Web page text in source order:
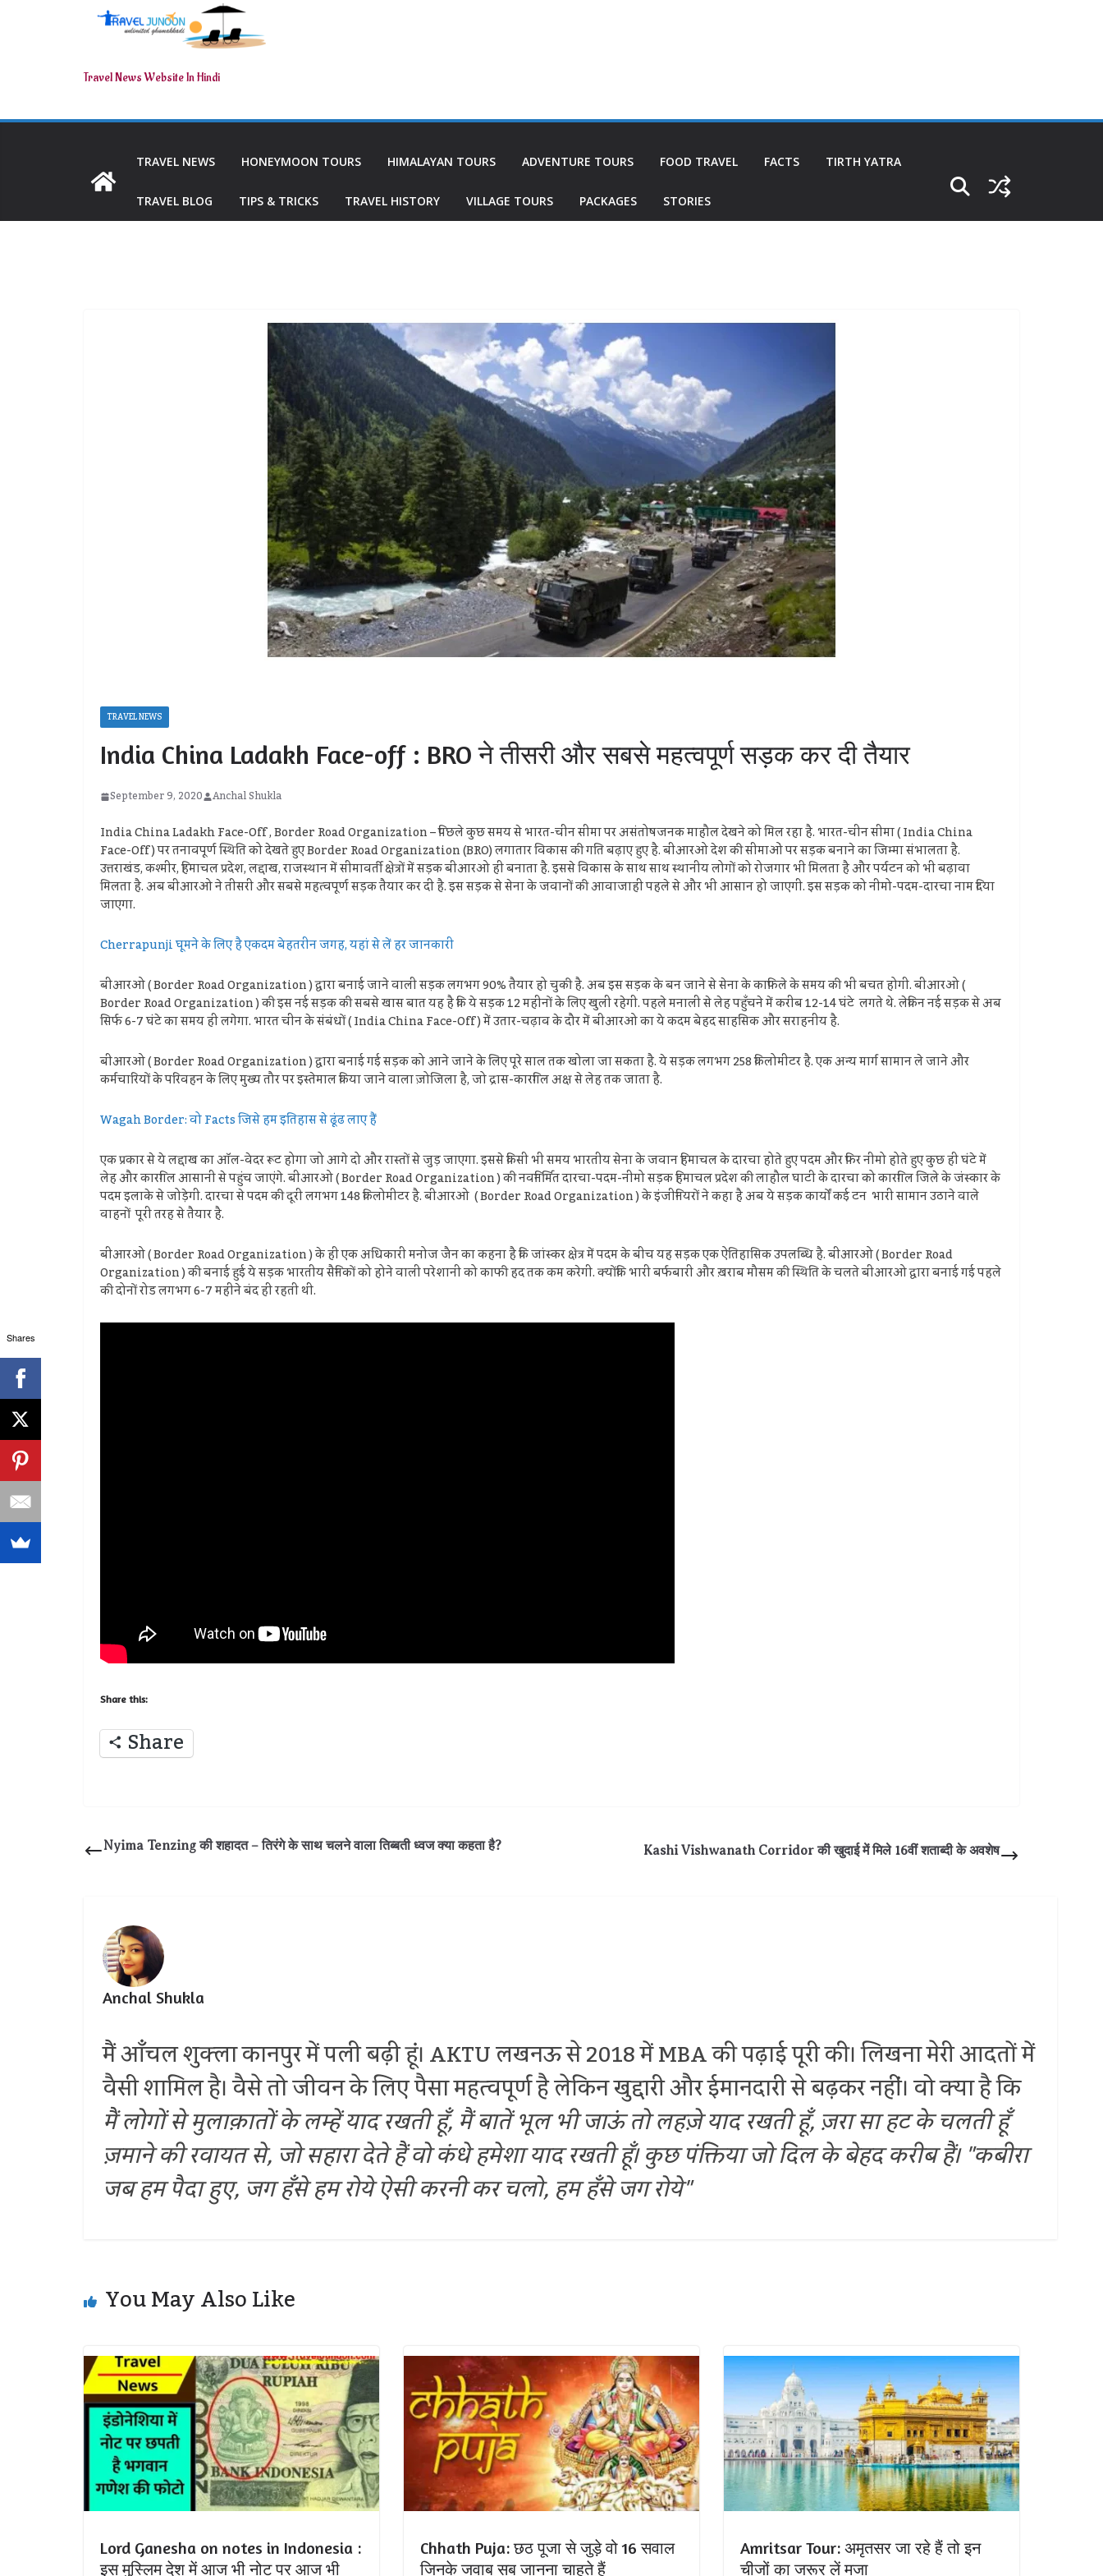
Travel News Website In Hindi
TRAVEL NEWS HONEYMOON TOURS HIMALAYAN TOURS ADVENTURE TOURS FOOD TRAVEL FACTS TIRTH YATRA
TRAVEL BLOG TIPS & TRICKS TRAVEL HISTORY VILLAGE TOURS PACKAGES STORIES
TRAVEL NEWS
India China Ladakh Face-off : BRO ने तीसरी और सबसे महत्वपूर्ण सड़क कर दी तैयार
September 9, 2020 Anchal Shukla
India China Ladakh Face-Off , Border Road Organization – पिछले कुछ समय से भारत-चीन सीमा पर असंतोषजनक माहौल देखने को मिल रहा है. भारत-चीन सीमा ( India China
Face-Off ) पर तनावपूर्ण स्थिति को देखते हुए Border Road Organization (BRO) लगातार विकास की गति बढ़ाए हुए है. बीआरओ देश की सीमाओं पर सड़क बनाने का जिम्मा संभालता है.
उत्तराखंड, कश्मीर, हिमाचल प्रदेश, लद्दाख, राजस्थान में सीमावर्ती क्षेत्रों में सड़क बीआरओ ही बनाता है. इससे विकास के साथ साथ स्थानीय लोगों को रोजगार भी मिलता है और पर्यटन को भी बढ़ावा
मिलता है. अब बीआरओ ने तीसरी और सबसे महत्वपूर्ण सड़क तैयार कर दी है. इस सड़क से सेना के जवानों की आवाजाही पहले से और भी आसान हो जाएगी. इस सड़क को नीमो-पदम-दारचा नाम दिया
जाएगा.
Cherrapunji घूमने के लिए है एकदम बेहतरीन जगह, यहां से लें हर जानकारी
बीआरओ ( Border Road Organization ) द्वारा बनाई जाने वाली सड़क लगभग 90% तैयार हो चुकी है. अब इस सड़क के बन जाने से सेना के काफिले के समय की भी बचत होगी. बीआरओ (
Border Road Organization ) की इस नई सड़क की सबसे खास बात यह है कि ये सड़क 12 महीनों के लिए खुली रहेगी. पहले मनाली से लेह पहुँचने में करीब 12-14 घंटे लगते थे. लेकिन नई सड़क से अब
सिर्फ 6-7 घंटे का समय ही लगेगा. भारत चीन के संबंधों ( India China Face-Off ) में उतार-चढ़ाव के दौर में बीआरओ का ये कदम बेहद साहसिक और सराहनीय है.
बीआरओ ( Border Road Organization ) द्वारा बनाई गई सड़क को आने जाने के लिए पूरे साल तक खोला जा सकता है. ये सड़क लगभग 258 किलोमीटर है. एक अन्य मार्ग सामान ले जाने और
कर्मचारियों के परिवहन के लिए मुख्य तौर पर इस्तेमाल किया जाने वाला ज़ोजिला है, जो द्रास-कारगिल अक्ष से लेह तक जाता है.
Wagah Border: वो Facts जिसे हम इतिहास से ढूंढ लाए हैं
एक प्रकार से ये लद्दाख का ऑल-वेदर रूट होगा जो आगे दो और रास्तों से जुड़ जाएगा. इससे किसी भी समय भारतीय सेना के जवान हिमाचल के दारचा होते हुए पदम और फिर नीमो होते हुए कुछ ही घंटे में
लेह और कारगिल आसानी से पहुंच जाएंगे. बीआरओ ( Border Road Organization ) की नवनिर्मित दारचा-पदम-नीमो सड़क हिमाचल प्रदेश की लाहौल घाटी के दारचा को कारगिल जिले के जंस्कार के
पदम इलाके से जोड़ेगी. दारचा से पदम की दूरी लगभग 148 किलोमीटर है. बीआरओ ( Border Road Organization ) के इंजीनियरों ने कहा है अब ये सड़क कार्यों कई टन भारी सामान उठाने वाले
वाहनों पूरी तरह से तैयार है.
बीआरओ ( Border Road Organization ) के ही एक अधिकारी मनोज जैन का कहना है कि जांस्कर क्षेत्र में पदम के बीच यह सड़क एक ऐतिहासिक उपलब्धि है. बीआरओ ( Border Road
Organization ) की बनाई हुई ये सड़क भारतीय सैनिकों को होने वाली परेशानी को काफी हद तक कम करेगी. क्योंकि भारी बर्फबारी और ख़राब मौसम की स्थिति के चलते बीआरओ द्वारा बनाई गई पहले
की दोनों रोड लगभग 6-7 महीने बंद ही रहती थी.
Share this:
Share
Nyima Tenzing की शहादत – तिरंगे के साथ चलने वाला तिब्बती ध्वज क्या कहता है? Kashi Vishwanath Corridor की खुदाई में मिले 16वीं शताब्दी के अवशेष
Anchal Shukla
मैं आँचल शुक्ला कानपुर में पली बढ़ी हूं। AKTU लखनऊ से 2018 में MBA की पढ़ाई पूरी की। लिखना मेरी आदतों में
वैसी शामिल है। वैसे तो जीवन के लिए पैसा महत्वपूर्ण है लेकिन खुद्दारी और ईमानदारी से बढ़कर नहीं। वो क्या है कि
मैं लोगों से मुलाक़ातों के लम्हें याद रखती हूँ,मैं बातें भूल भी जाऊं तो लहज़े याद रखती हूँ,ज़रा सा हट के चलती हूँ
ज़माने की रवायत से,जो सहारा देते हैं वो कंधे हमेशा याद रखती हूँ।कुछ पंक्तिया जो दिल के बेहद करीब हैं। "कबीरा
जब हम पैदा हुए, जग हँसे हम रोयेऐसी करनी कर चलो, हम हँसे जग रोये"
You May Also Like
Lord Ganesha on notes in Indonesia :
इस मुस्लिम देश में आज भी नोट पर आज भी
Chhath Puja: छठ पूजा से जुड़े वो 16 सवाल
जिनके जवाब सब जानना चाहते हैं
Amritsar Tour: अमृतसर जा रहे हैं तो इन
चीजों का जरूर लें मजा
Shares